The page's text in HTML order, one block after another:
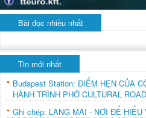
Bài đọc nhiều nhất
Tin mới nhất
Budapest Station: ĐIỂM HẸN CỦA
HÀNH TRÌNH PHỞ CULTURAL
Ghi chép: LÀNG MAI - NƠI ĐỂ HIỂU